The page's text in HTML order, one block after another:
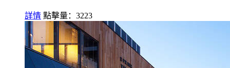
詳情 點擊量：3223